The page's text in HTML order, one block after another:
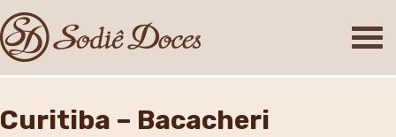
Curitiba – Bacacheri